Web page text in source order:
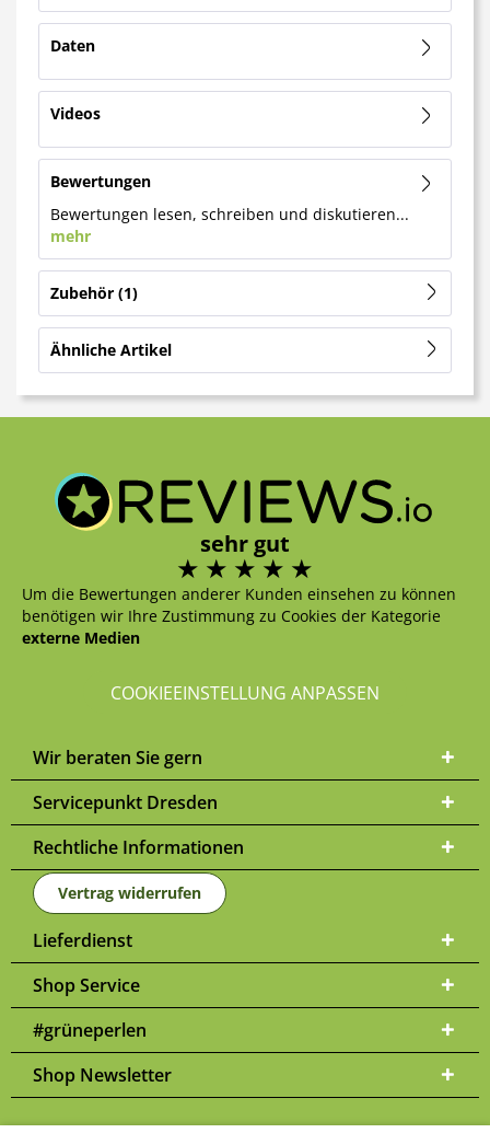
Daten
Videos
Bewertungen
Bewertungen lesen, schreiben und diskutieren...
mehr
Zubehör 1
Ähnliche Artikel
sehr gut
Um die Bewertungen anderer Kunden einsehen zu können
benötigen wir Ihre Zustimmung zu Cookies der Kategorie
externe Medien
COOKIEEINSTELLUNG ANPASSEN
Wir beraten Sie gern
Servicepunkt Dresden
Rechtliche Informationen
Vertrag widerrufen
Lieferdienst
Shop Service
#grüneperlen
Shop Newsletter